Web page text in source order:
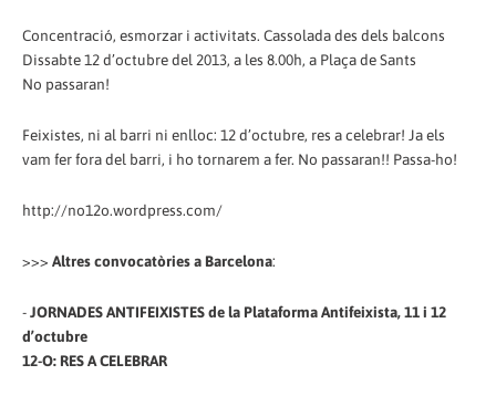
Concentració, esmorzar i activitats. Cassolada des dels balcons
Dissabte 12 d’octubre del 2013, a les 8.00h, a Plaça de Sants
No passaran!
Feixistes, ni al barri ni enlloc: 12 d’octubre, res a celebrar! Ja els
vam fer fora del barri, i ho tornarem a fer. No passaran!! Passa-ho!
http://no12o.wordpress.com/
>>> Altres convocatòries a Barcelona:
-JORNADES ANTIFEIXISTES de la Plataforma Antifeixista, 11 i 12
d’octubre
12-O: RES A CELEBRAR